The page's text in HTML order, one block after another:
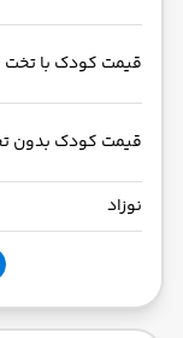
قیمت کودک با تخت
قیمت کودک بدون
نوزاد